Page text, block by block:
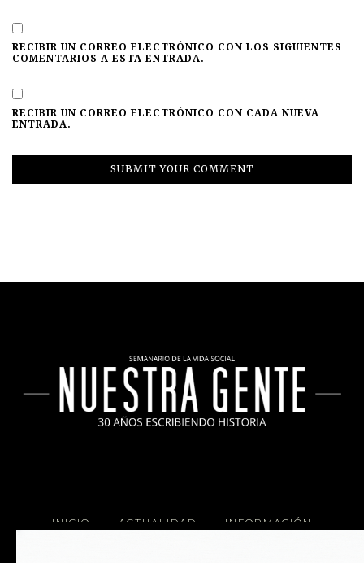
RECIBIR UN CORREO ELECTRÓNICO CON LOS SIGUIENTES
COMENTARIOS A ESTA ENTRADA.
RECIBIR UN CORREO ELECTRÓNICO CON CADA NUEVA
ENTRADA.
INICIO ACTUALIDAD INFORMACIÓN